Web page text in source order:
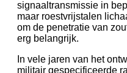
signaaltransmissie in
maar roestvrijstalen
om de penetratie van
erg belangrijk.
In vele jaren van het
militair gespecificeerde